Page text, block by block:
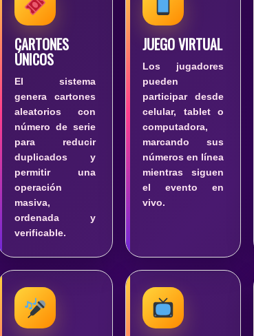
CARTONES
ÚNICOS
El sistema
genera cartones
aleatorios con
número de serie
para reducir
duplicados y
permitir una
operación
masiva,
ordenada y
verificable.
JUEGO VIRTUAL
Los jugadores
pueden
participar desde
celular, tablet o
computadora,
marcando sus
números en línea
mientras siguen
el evento en
vivo.